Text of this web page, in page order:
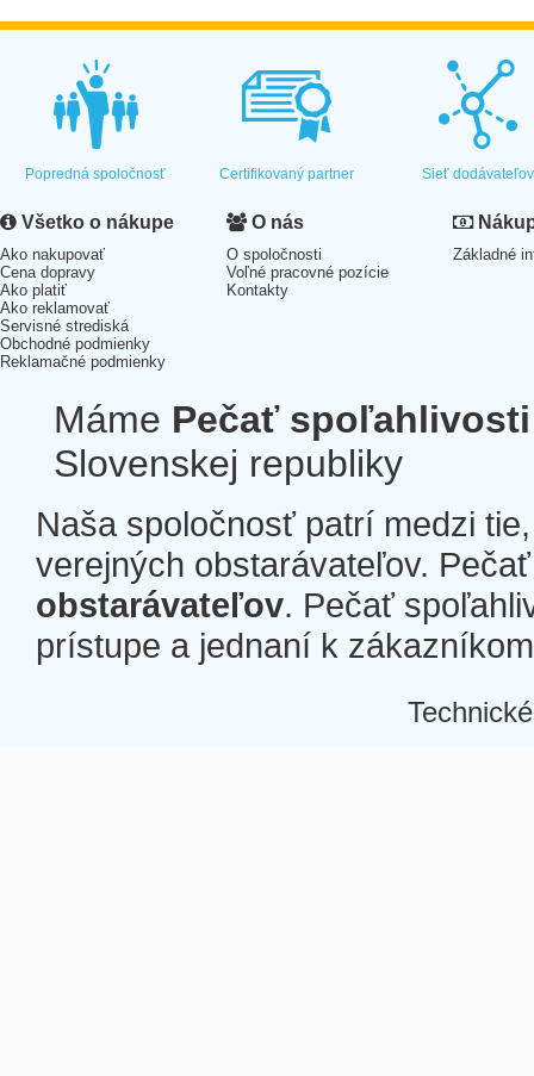
Popredná spoločnosť Certifikovaný partner Sieť dodávateľov
Všetko o nákupe
Ako nakupovať
Cena dopravy
Ako platiť
Ako reklamovať
Servisné strediská
Obchodné podmienky
Reklamačné podmienky
O nás
O spoločnosti
Voľné pracovné pozície
Kontakty
Základné
Máme Pečať spoľahlivosti
Slovenskej republiky
Naša spoločnosť patrí medzi
verejných obstarávateľov.
obstarávateľov. Pečať
prístupe a jednaní k